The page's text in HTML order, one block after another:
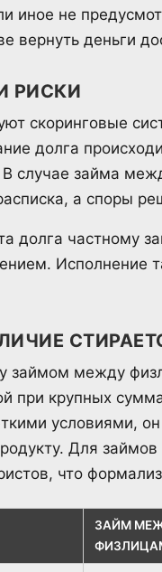
иное не
вернуть деньги
РИСКИ
скоринговые
долга
В случае займа
а споры
долга частному
Исполнение
займом между
при крупных
условиями,
Для
что
ЗАЙМ